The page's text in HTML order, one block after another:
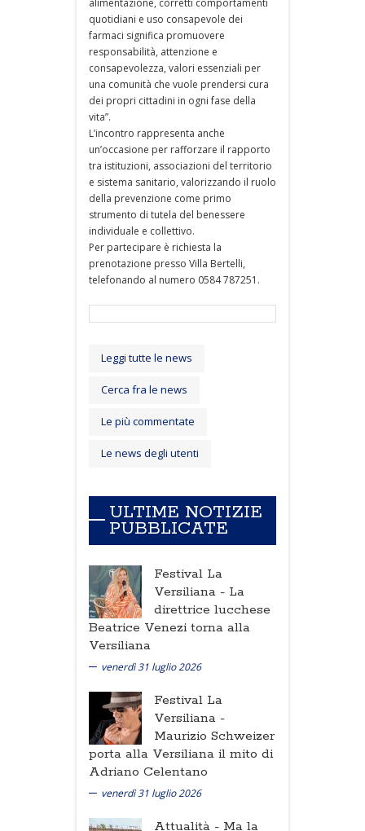
quotidiani e uso consapevole dei
farmaci significa promuovere
responsabilità, attenzione e
consapevolezza, valori essenziali per
una comunità che vuole prendersi cura
dei propri cittadini in ogni fase della
vita”.
L’incontro rappresenta anche
un’occasione per rafforzare il rapporto
tra istituzioni, associazioni del territorio
e sistema sanitario, valorizzando il ruolo
della prevenzione come primo
strumento di tutela del benessere
individuale e collettivo.
Per partecipare è richiesta la
prenotazione presso Villa Bertelli,
telefonando al numero 0584 787251.
Leggi tutte le news
Cerca fra le news
Le più commentate
Le news degli utenti
ULTIME NOTIZIE
PUBBLICATE
Festival La
Versiliana - La
direttrice lucchese
Beatrice Venezi torna alla
Versiliana
venerdì 31 luglio 2026
Festival La
Versiliana -
Maurizio Schweizer
porta alla Versiliana il mito di
Adriano Celentano
venerdì 31 luglio 2026
Attualità - Ma la